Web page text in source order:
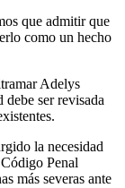
que admitir que
como un hecho
Adelys
ser revisada
la necesidad
Penal
más severas ante